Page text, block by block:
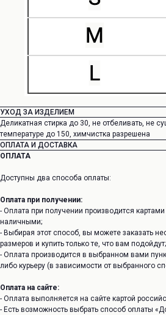
УХОД ЗА ИЗДЕЛИЕМ
Деликатная стирка до 30, не отбеливать, не
температуре до 150, химчистка разрешена
ОПЛАТА И ДОСТАВКА
ОПЛАТА
Доступны два способа оплаты:
Оплата при получении:
- Оплата при получении производится
наличными;
- Выбирая этот способ, вы можете заказать
размеров и купить только те, что вам подойдут;
- Оплата производится в выбранном вами
либо курьеру (в зависимости от выбранного
Оплата на сайте:
- Оплата выполняется на сайте картой
- Есть возможность выбрать способ оплаты